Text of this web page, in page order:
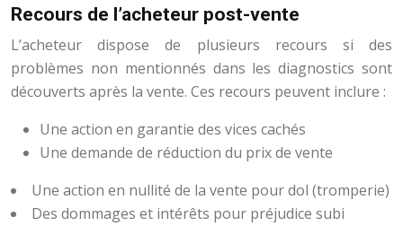
Recours de l’acheteur post-vente
L’acheteur dispose de plusieurs recours si des
problèmes non mentionnés dans les diagnostics sont
découverts après la vente. Ces recours peuvent inclure :
Une action en garantie des vices cachés
Une demande de réduction du prix de vente
Une action en nullité de la vente pour dol (tromperie)
Des dommages et intérêts pour préjudice subi